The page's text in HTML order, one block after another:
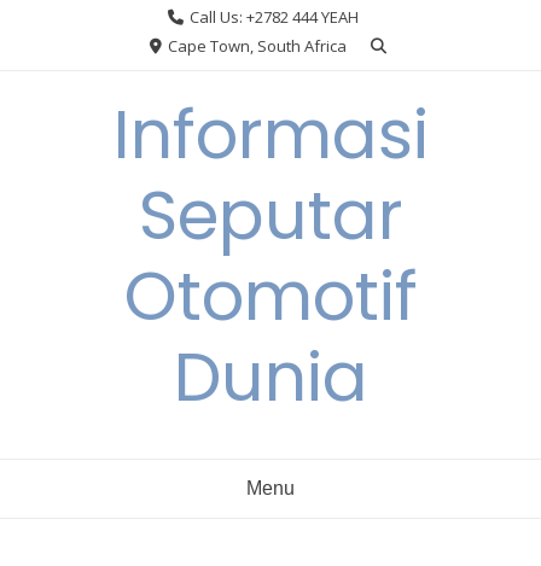
Call Us: +2782 444 YEAH
Cape Town, South Africa
Informasi
Seputar
Otomotif
Dunia
Menu